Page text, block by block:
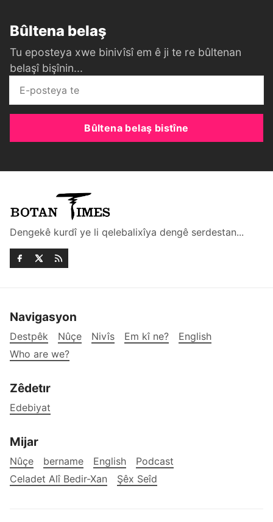
Bûltena belaş
Tu eposteya xwe binivîsî em ê ji te re bûltenan
belaşî bişînin...
Bûltena belaş bistîne
Dengekê kurdî ye li qelebalixîya dengê serdestan...
Navigasyon
Destpêk Nûçe Nivîs Em kî ne?
English
Who are we?
Zêdetır
Edebiyat
Mijar
Nûçe bername English
Podcast
Celadet Alî Bedir-Xan
Şêx Seîd